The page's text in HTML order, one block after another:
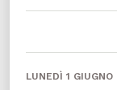
LUNEDÌ 1 GIUGNO